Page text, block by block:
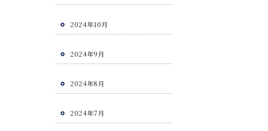
2024年10月
2024年9月
2024年8月
2024年7月